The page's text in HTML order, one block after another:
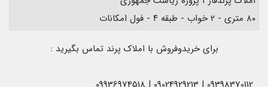
۸۰ متری - ۲ خواب - طبقه ۴ - فول امکانات
برای خریدوفروش با املاک پرند تماس بگیرید :